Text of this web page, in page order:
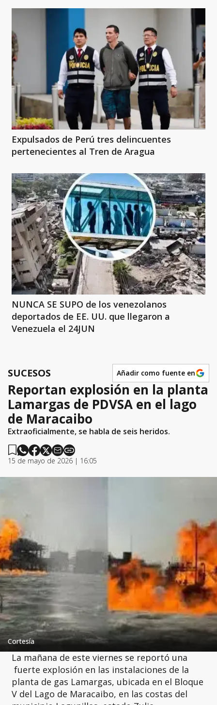
Expulsados de Perú tres delincuentes
pertenecientes al Tren de Aragua
NUNCA SE SUPO de los venezolanos
deportados de EE. UU. que llegaron a
Venezuela el 24JUN
SUCESOS Añadir como fuente en
Reportan explosión en la planta
Lamargas de PDVSA en el lago
de Maracaibo
Extraoficialmente, se habla de seis heridos.
15 de mayo de 2026 | 16:05
Cortesía
La mañana de este viernes se reportó una
fuerte explosión en las instalaciones de la
planta de gas Lamargas, ubicada en el Bloque
V del Lago de Maracaibo, en las costas del